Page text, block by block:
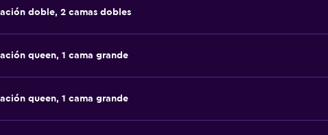
doble, 2 camas dobles
queen, 1 cama grande
queen, 1 cama grande